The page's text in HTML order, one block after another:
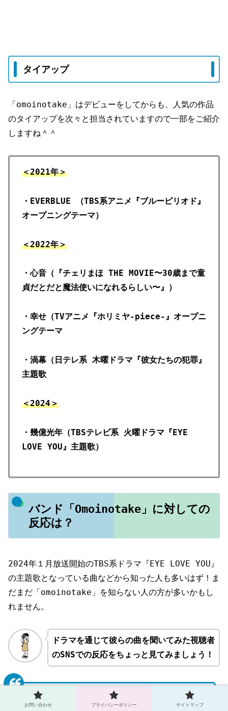
タイアップ
「omoinotake」はデビューをしてからも、人気の作品
のタイアップを次々と担当されていますので一部をご紹介
しますね＾＾
＜2021年＞
・EVERBLUE （TBS系アニメ『ブルーピリオド』
オープニングテーマ）
＜2022年＞
・心音（『チェリまほ THE MOVIE〜30歳まで童
貞だとだと魔法使いになれるらしい〜』）
・幸せ（TVアニメ『ホリミヤ-piece-』オープニ
ングテーマ
・渦幕（日テレ系 木曜ドラマ『彼女たちの犯罪』
主題歌
＜2024＞
・幾億光年（TBSテレビ系 火曜ドラマ『EYE
LOVE YOU』主題歌）
バンド「Omoinotake」に対しての
反応は？
2024年１月放送開始のTBS系ドラマ『EYE LOVE YOU』
の主題歌となっている曲などから知った人も多いはず！ま
だまだ「omoinotake」を知らない人の方が多いかもし
れません。
ドラマを通じて彼らの曲を聞いてみた視聴者
のSNSでの反応をちょっと見てみましょう！
#eyeloveyou
お問い合わせ プライバシーポリシー サイトマップ